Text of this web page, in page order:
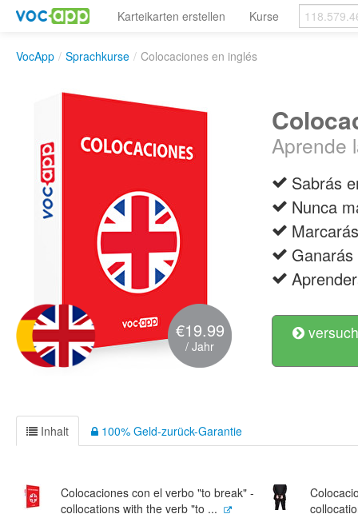
Karteikarten erstellen Kurse
VocApp / Sprachkurse / Colocaciones en inglés
€19.99
/ Jahr
Aprende
Sabrás
Nunca
Inhalt 100% Geld-zurück-Garantie
Colocaciones con el verbo "to break" -
collocations with the verb "to ...